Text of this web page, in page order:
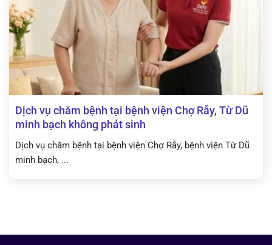
Dịch vụ chăm bệnh tại bệnh viện Chợ Rẫy, Từ Dũ
minh bạch không phát sinh
Dịch vụ chăm bệnh tại bệnh viện Chợ Rẫy, bệnh viện Từ Dũ
minh bạch, ...